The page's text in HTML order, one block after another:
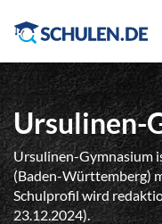
Ursulinen-
Ursulinen-Gymnasium
(Baden-Württemberg)
Schulprofil wird
23.12.2024).